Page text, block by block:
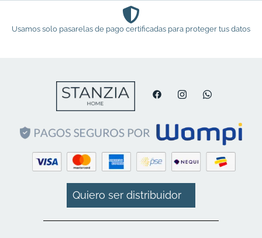
Usamos solo pasarelas de pago certificadas para proteger tus datos
Quiero ser distribuidor